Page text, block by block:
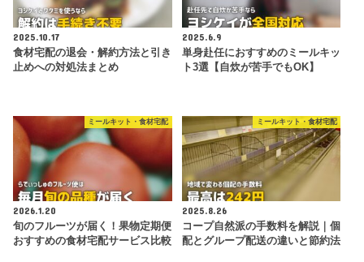
2025.10.17
食材宅配の退会・解約方法と引き
止めへの対処法まとめ
2025.6.9
単身赴任におすすめのミールキッ
ト3選【自炊が苦手でもOK】
ミールキット・食材宅配
2026.1.20
旬のフルーツが届く！果物定期便
おすすめの食材宅配サービス比較
ミールキット・食材宅配
2025.8.26
コープ自然派の手数料を解説｜個
配とグループ配送の違いと節約法